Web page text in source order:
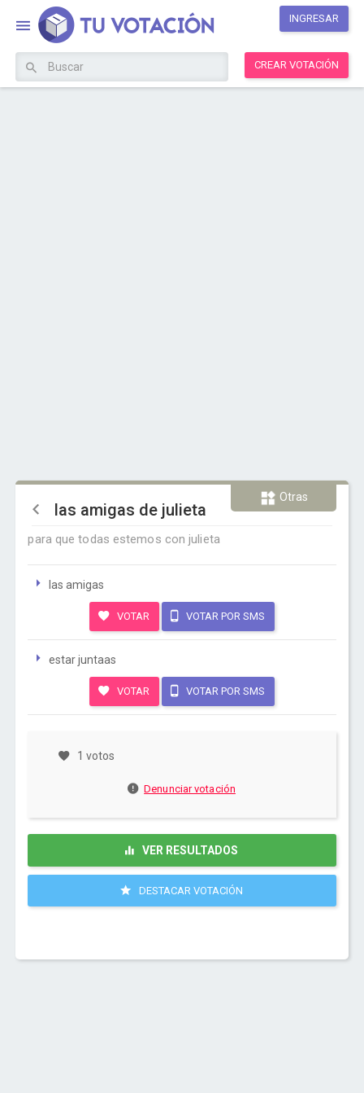
INGRESAR
CREAR VOTACIÓN
Otras
las amigas de julieta
para que todas estemos con julieta
las amigas
VOTAR VOTAR POR SMS
estar juntaas
VOTAR VOTAR POR SMS
1 votos
Denunciar votación
VER RESULTADOS
DESTACAR VOTACIÓN